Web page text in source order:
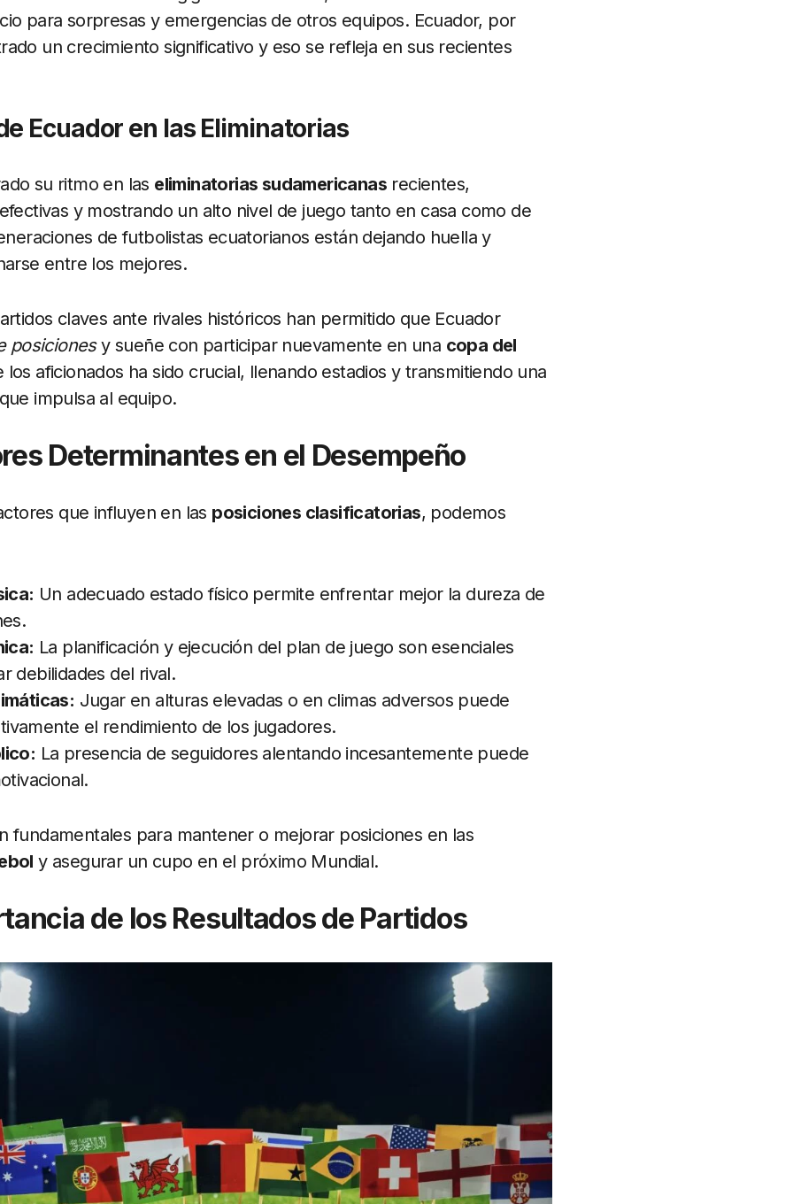
para sorpresas y emergencias de otros equipos. Ecuador, por
un crecimiento significativo y eso se refleja en sus recientes
Ecuador en las Eliminatorias
su ritmo en las eliminatorias sudamericanas recientes,
y mostrando un alto nivel de juego tanto en casa como de
de futbolistas ecuatorianos están dejando huella y
entre los mejores.
claves ante rivales históricos han permitido que Ecuador
posicionesy sueñe con participar nuevamente en una copa del
los aficionados ha sido crucial, llenando estadios y transmitiendo una
impulsa al equipo.
Determinantes en el Desempeño
que influyen en las posiciones clasificatorias, podemos
Un adecuado estado físico permite enfrentar mejor la dureza de
La planificación y ejecución del plan de juego son esenciales
debilidades del rival.
Jugar en alturas elevadas o en climas adversos puede
el rendimiento de los jugadores.
La presencia de seguidores alentando incesantemente puede
fundamentales para mantener o mejorar posiciones en las
y asegurar un cupo en el próximo Mundial.
de los Resultados de Partidos